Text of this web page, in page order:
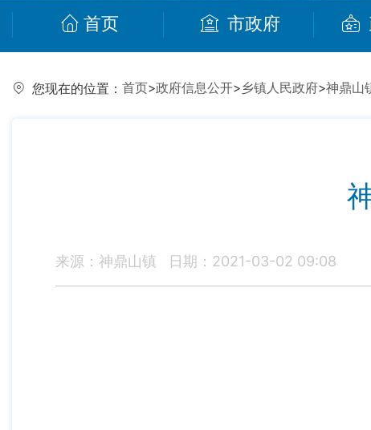
首页 市政府
您现在的位置： 首页>政府信息公开>乡镇人民政府>神鼎山
来源：神鼎山镇 日期：2021-03-02 09:08